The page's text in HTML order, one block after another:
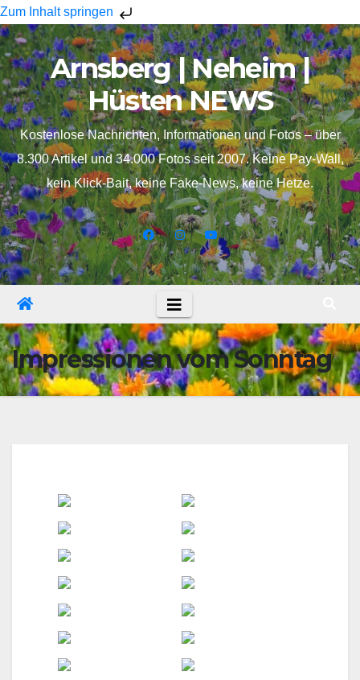
Zum Inhalt springen
Skip
to
content
Arnsberg | Neheim |
Hüsten NEWS
Kostenlose Nachrichten, Informationen und Fotos – über
8.300 Artikel und 34.000 Fotos seit 2007. Keine Pay-Wall,
kein Klick-Bait, keine Fake-News, keine Hetze.
Impressionen vom Sonntag